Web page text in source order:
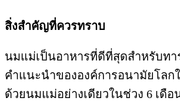
สิ่งสำคัญที่ควรทราบ
นมแม่เป็นอาหารที่ดีที่สุดสำหรับทา
คำแนะนำขององค์การอนามัยโลก
ด้วยนมแม่อย่างเดียวในช่วง 6 เดื